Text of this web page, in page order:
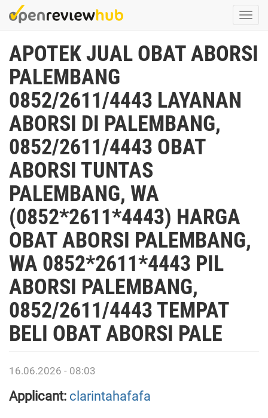
Skip
to
content
APOTEK JUAL OBAT ABORSI
PALEMBANG
0852/2611/4443 LAYANAN
ABORSI DI PALEMBANG,
0852/2611/4443 OBAT
ABORSI TUNTAS
PALEMBANG, WA
(0852*2611*4443) HARGA
OBAT ABORSI PALEMBANG,
WA 0852*2611*4443 PIL
ABORSI PALEMBANG,
0852/2611/4443 TEMPAT
BELI OBAT ABORSI PALE
16.06.2026 - 08:03
Applicant: clarintahafafa